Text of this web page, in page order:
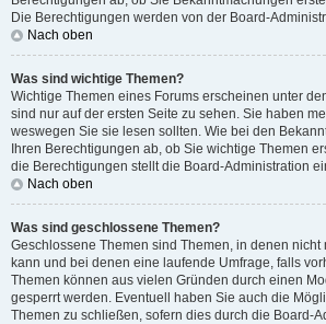
Die Berechtigungen werden von der Board-
Nach oben
Was sind wichtige Themen?
Wichtige Themen eines Forums erscheinen unter
sind nur auf der ersten Seite zu sehen. Sie haben
weswegen Sie sie lesen sollten. Wie bei den
Ihren Berechtigungen ab, ob Sie wichtige Themen
die Berechtigungen stellt die Board-Administration
Nach oben
Was sind geschlossene Themen?
Geschlossene Themen sind Themen, in denen nicht
kann und bei denen eine laufende Umfrage, falls
Themen können aus vielen Gründen durch einen
gesperrt werden. Eventuell haben Sie auch die
Themen zu schließen, sofern dies durch die Board-